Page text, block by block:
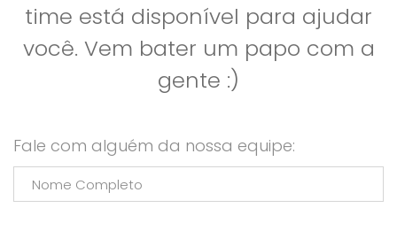
time está disponível para ajudar
você. Vem bater um papo com a
gente :)
Fale com alguém da nossa equipe: